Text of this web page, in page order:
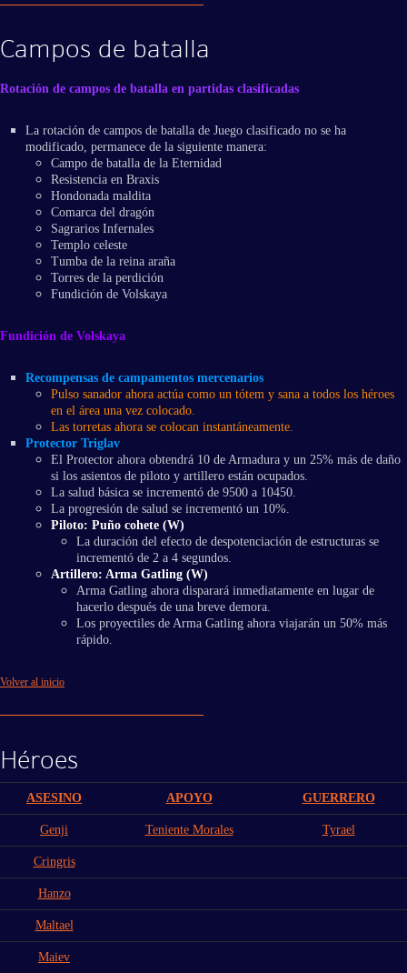
Campos de batalla
Rotación de campos de batalla en partidas clasificadas
La rotación de campos de batalla de Juego clasificado no se ha
modificado, permanece de la siguiente manera:
Campo de batalla de la Eternidad
Resistencia en Braxis
Hondonada maldita
Comarca del dragón
Sagrarios Infernales
Templo celeste
Tumba de la reina araña
Torres de la perdición
Fundición de Volskaya
Fundición de Volskaya
Recompensas de campamentos mercenarios
Pulso sanador ahora actúa como un tótem y sana a todos los héroes
en el área una vez colocado.
Las torretas ahora se colocan instantáneamente.
Protector Triglav
El Protector ahora obtendrá 10 de Armadura y un 25% más de daño
si los asientos de piloto y artillero están ocupados.
La salud básica se incrementó de 9500 a 10450.
La progresión de salud se incrementó un 10%.
Piloto: Puño cohete (W)
La duración del efecto de despotenciación de estructuras se
incrementó de 2 a 4 segundos.
Artillero: Arma Gatling (W)
Arma Gatling ahora disparará inmediatamente en lugar de
hacerlo después de una breve demora.
Los proyectiles de Arma Gatling ahora viajarán un 50% más
rápido.
Volver al inicio
Héroes
ASESINO APOYO GUERRERO
Genji Teniente Morales Tyrael
Cringris
Hanzo
Maltael
Maiev